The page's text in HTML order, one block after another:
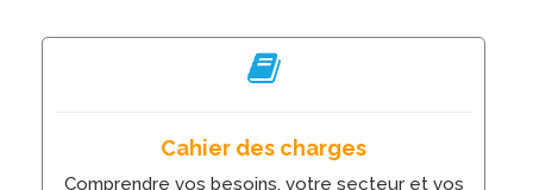
Cahier des charges
Comprendre vos besoins, votre secteur et vos